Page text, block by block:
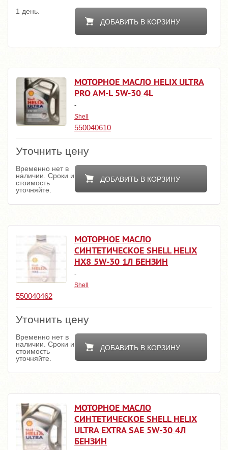
ДОБАВИТЬ В КОРЗИНУ
1 день.
МОТОРНОЕ МАСЛО HELIX ULTRA
PRO AM-L 5W-30 4L
-
Shell
550040610
Уточнить цену
ДОБАВИТЬ В КОРЗИНУ
Временно нет в
наличии. Сроки и
стоимость
уточняйте.
МОТОРНОЕ МАСЛО
СИНТЕТИЧЕСКОЕ SHELL HELIX
HX8 5W-30 1Л БЕНЗИН
-
Shell
550040462
Уточнить цену
ДОБАВИТЬ В КОРЗИНУ
Временно нет в
наличии. Сроки и
стоимость
уточняйте.
МОТОРНОЕ МАСЛО
СИНТЕТИЧЕСКОЕ SHELL HELIX
ULTRA EXTRA SAE 5W-30 4Л
БЕНЗИН